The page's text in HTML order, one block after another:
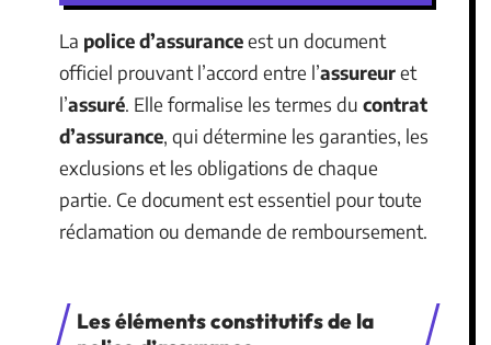
La police d’assuranceest un document
officiel prouvant l’accord entre l’assureuret
l’assuré. Elle formalise les termes du contrat
d’assurance, qui détermine les garanties, les
exclusions et les obligations de chaque
partie. Ce document est essentiel pour toute
réclamation ou demande de remboursement.
Les éléments constitutifs de la